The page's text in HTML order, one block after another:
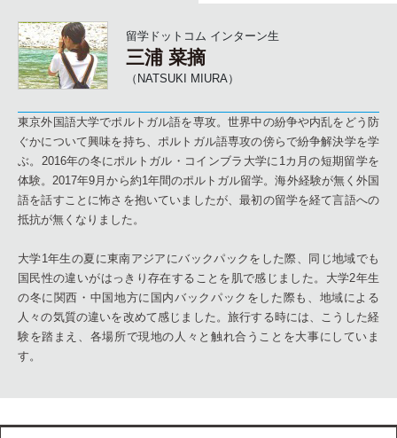
留学ドットコム インターン生
三浦 菜摘
（NATSUKI MIURA）
東京外国語大学でポルトガル語を専攻。世界中の紛争や内乱をどう防
ぐかについて興味を持ち、ポルトガル語専攻の傍らで紛争解決学を学
ぶ。2016年の冬にポルトガル・コインブラ大学に1カ月の短期留学を
体験。2017年9月から約1年間のポルトガル留学。海外経験が無く外国
語を話すことに怖さを抱いていましたが、最初の留学を経て言語への
抵抗が無くなりました。
大学1年生の夏に東南アジアにバックパックをした際、同じ地域でも
国民性の違いがはっきり存在することを肌で感じました。大学2年生
の冬に関西・中国地方に国内バックパックをした際も、地域による
人々の気質の違いを改めて感じました。旅行する時には、こうした経
験を踏まえ、各場所で現地の人々と触れ合うことを大事にしていま
す。